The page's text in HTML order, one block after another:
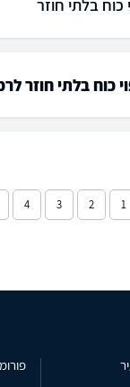
כוח בלתי חוזר
כוח בלתי חוזר
1
2
3
4